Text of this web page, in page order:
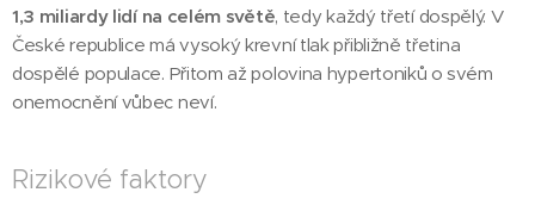
1,3 miliardy lidí na celém světě, tedy každý třetí dospělý. V
České republice má vysoký krevní tlak přibližně třetina
dospělé populace. Přitom až polovina hypertoniků o svém
onemocnění vůbec neví.
Rizikové faktory